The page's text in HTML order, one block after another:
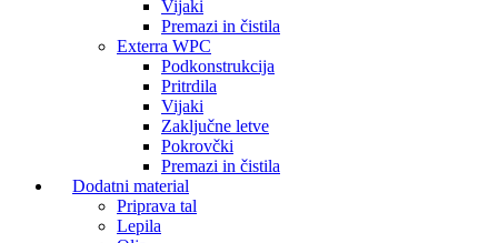
Vijaki
Premazi in čistila
Exterra WPC
Podkonstrukcija
Pritrdila
Vijaki
Zaključne letve
Pokrovčki
Premazi in čistila
Dodatni material
Priprava tal
Lepila